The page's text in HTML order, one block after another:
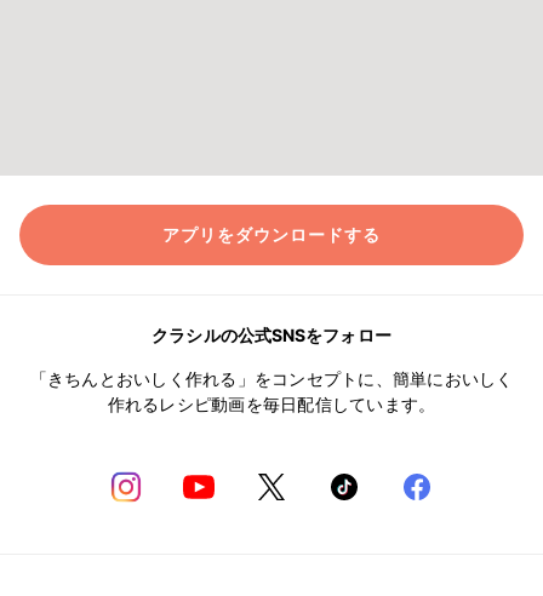
アプリをダウンロードする
クラシルの公式SNSをフォロー
「きちんとおいしく作れる」をコンセプトに、簡単においしく
作れるレシピ動画を毎日配信しています。